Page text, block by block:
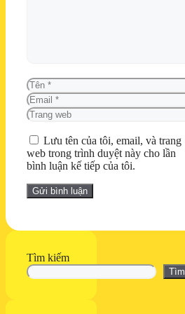
Tên
Email
Trang
Lưu tên của tôi, email, và trang
web trong trình duyệt này cho lần
bình luận kế tiếp của tôi.
Tìm kiếm
Tìm